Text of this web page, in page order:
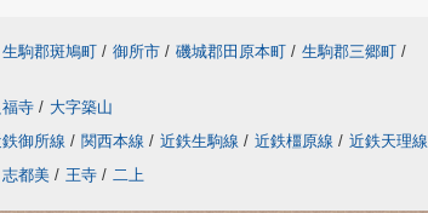
生駒郡斑鳩町 / 御所市 / 磯城郡田原本町 / 生駒郡三郷町 /
福寺 / 大字築山
御所線 / 関西本線 / 近鉄生駒線 / 近鉄橿原線 / 近鉄天理線
志都美 / 王寺 / 二上